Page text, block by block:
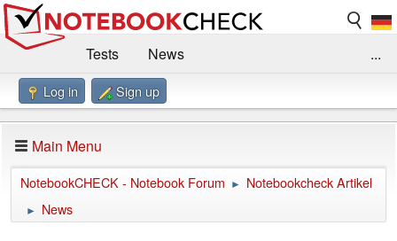
Tests
News
Benchmarks / Technik
Forum
Impressum
...
Log in Sign up
Main Menu
NotebookCHECK - Notebook Forum ► Notebookcheck Artikel
► News